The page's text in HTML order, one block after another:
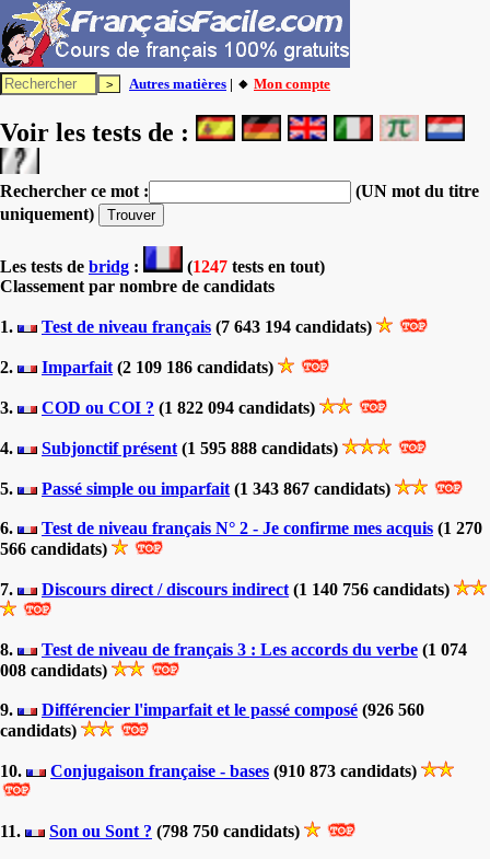
Autres matières | 🔸 Mon compte
Voir les tests de :
Rechercher ce mot :
(UN mot du titre
uniquement)
Les tests de bridg : (1247 tests en tout)
Classement par nombre de candidats
1. Test de niveau français (7 643 194 candidats)
2. Imparfait (2 109 186 candidats)
3. COD ou COI ? (1 822 094 candidats)
4. Subjonctif présent (1 595 888 candidats)
5. Passé simple ou imparfait (1 343 867 candidats)
6. Test de niveau français N° 2 - Je confirme mes acquis (1 270
566 candidats)
7. Discours direct / discours indirect (1 140 756 candidats)
8. Test de niveau de français 3 : Les accords du verbe (1 074
008 candidats)
9. Différencier l'imparfait et le passé composé (926 560
candidats)
10. Conjugaison française - bases (910 873 candidats)
11. Son ou Sont ? (798 750 candidats)